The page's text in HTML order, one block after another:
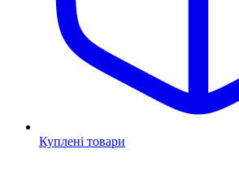
Куплені товари